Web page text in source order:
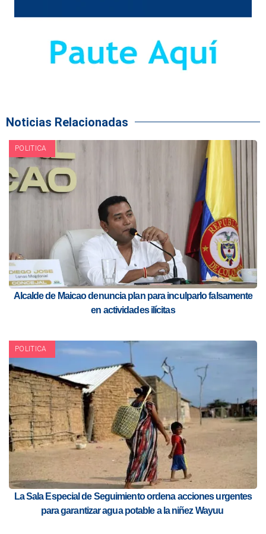
Noticias Relacionadas
POLITICA
Alcalde de Maicao denuncia plan para inculparlo falsamente
en actividades ilícitas
POLITICA
La Sala Especial de Seguimiento ordena acciones urgentes
para garantizar agua potable a la niñez Wayuu